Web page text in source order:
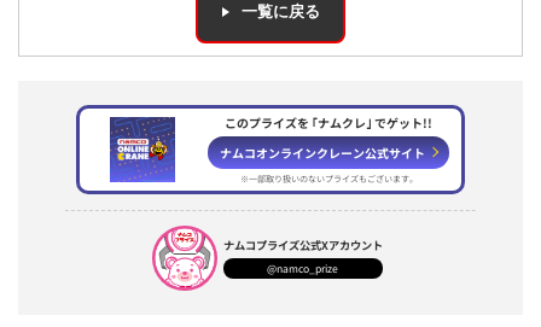
一覧に戻る
このプライズを ｢ナムクレ｣ でゲット!!
ナムコオンラインクレーン公式サイト
※一部取り扱いのないプライズもございます。
ナムコプライズ公式Xアカウント
@namco_prize